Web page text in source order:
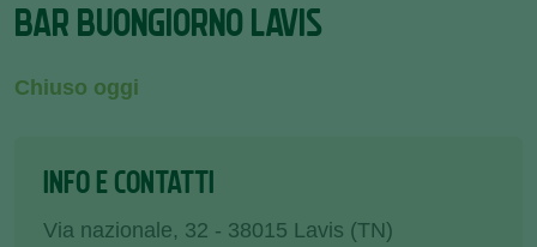
BAR BUONGIORNO LAVIS
Chiuso oggi
INFO E CONTATTI
Via nazionale, 32 - 38015 Lavis (TN)